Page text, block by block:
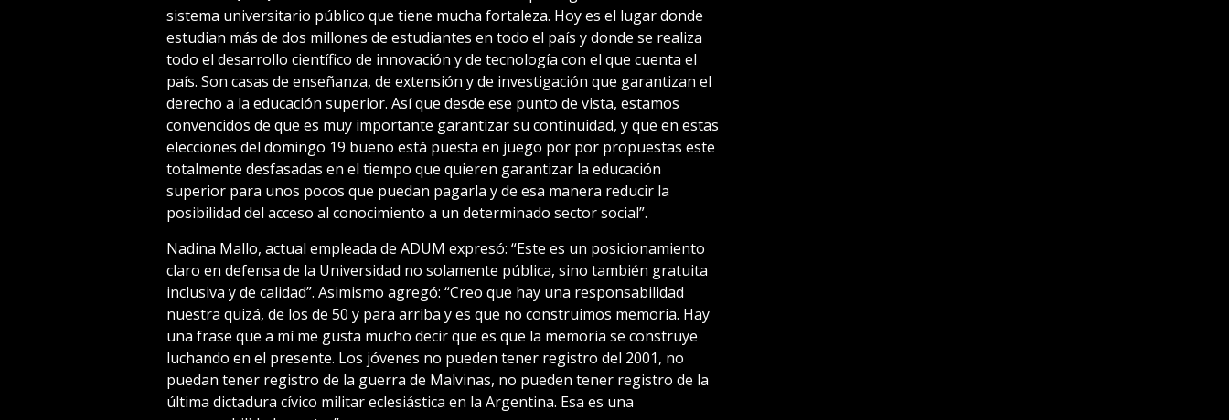
sistema universitario público que tiene mucha fortaleza. Hoy es el lugar donde
estudian más de dos millones de estudiantes en todo el país y donde se realiza
todo el desarrollo científico de innovación y de tecnología con el que cuenta el
país. Son casas de enseñanza, de extensión y de investigación que garantizan el
derecho a la educación superior. Así que desde ese punto de vista, estamos
convencidos de que es muy importante garantizar su continuidad, y que en estas
elecciones del domingo 19 bueno está puesta en juego por por propuestas este
totalmente desfasadas en el tiempo que quieren garantizar la educación
superior para unos pocos que puedan pagarla y de esa manera reducir la
posibilidad del acceso al conocimiento a un determinado sector social”.
Nadina Mallo, actual empleada de ADUM expresó: “Este es un posicionamiento
claro en defensa de la Universidad no solamente pública, sino también gratuita
inclusiva y de calidad”. Asimismo agregó: “Creo que hay una responsabilidad
nuestra quizá, de los de 50 y para arriba y es que no construimos memoria. Hay
una frase que a mí me gusta mucho decir que es que la memoria se construye
luchando en el presente. Los jóvenes no pueden tener registro del 2001, no
puedan tener registro de la guerra de Malvinas, no pueden tener registro de la
última dictadura cívico militar eclesiástica en la Argentina. Esa es una